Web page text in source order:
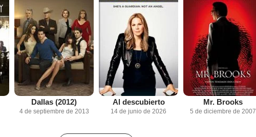
Dallas (2012)
4 de septiembre de 2013
Al descubierto
14 de junio de 2026
Mr. Brooks
5 de diciembre de 2007